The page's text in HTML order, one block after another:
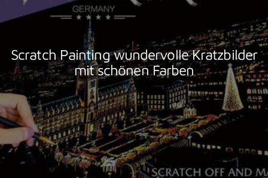
Scratch Painting wundervolle Kratzbilder
mit schönen Farben